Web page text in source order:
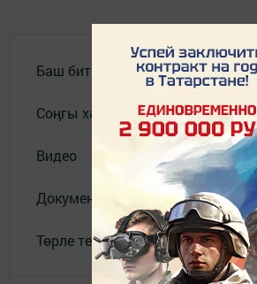
Баш бит
Соңгы хәбәрләр
Видео
Документлар
Төрле темалар